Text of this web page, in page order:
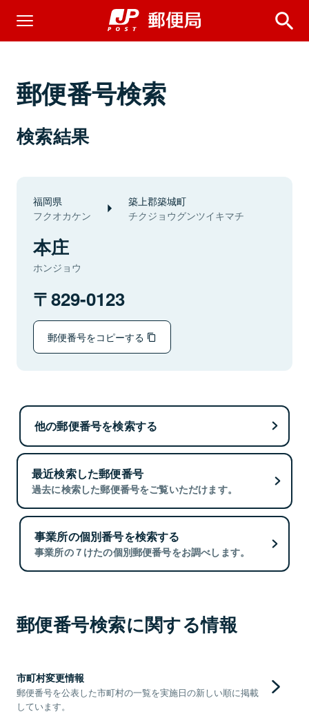
郵便番号検索
検索結果
福岡県
フクオカケン
築上郡築城町
チクジョウグンツイキマチ
本庄
ホンジョウ
829-0123
郵便番号をコピーする
他の郵便番号を検索する
最近検索した郵便番号
過去に検索した郵便番号をご覧いただけます。
事業所の個別番号を検索する
事業所の７けたの個別郵便番号をお調べします。
郵便番号検索に関する情報
市町村変更情報
郵便番号を公表した市町村の一覧を実施日の新しい順に掲載
しています。